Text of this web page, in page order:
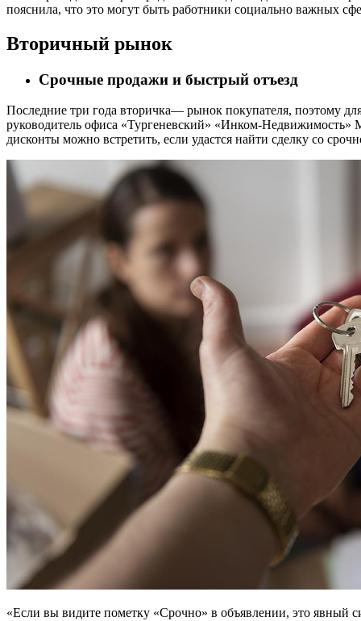
пояснила, что это могут быть работники социально важных
Вторичный рынок
Срочные продажи и быстрый отъезд
Последние три года вторичка— рынок покупателя, поэтому
руководитель офиса «Тургеневский» «Инком-Недвижимость»
дисконты можно встретить, если удастся найти сделку со
«Если вы видите пометку «Срочно» в объявлении, это явный